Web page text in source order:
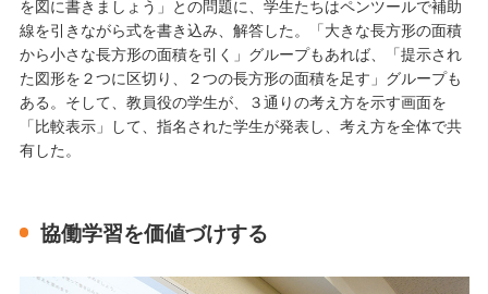
を図に書きましょう」との問題に、学生たちはペンツールで補助
線を引きながら式を書き込み、解答した。「大きな長方形の面積
から小さな長方形の面積を引く」グループもあれば、「提示され
た図形を２つに区切り、２つの長方形の面積を足す」グループも
ある。そして、教員役の学生が、３通りの考え方を示す画面を
「比較表示」して、指名された学生が発表し、考え方を全体で共
有した。
協働学習を価値づけする